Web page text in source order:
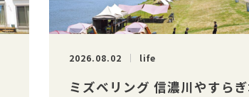
2026.08.02 life
ミズベリング 信濃川やすら